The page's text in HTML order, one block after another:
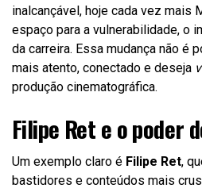
inalcançável, hoje cada vez mais
espaço para a vulnerabilidade, o
da carreira. Essa mudança não é
mais atento, conectado e deseja
produção cinematográfica.
Filipe Ret e o poder
Um exemplo claro é Filipe Ret,
bastidores e conteúdos mais